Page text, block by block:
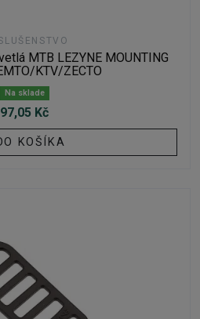
MTB LEZYNE MOUNTING
KTV/ZECTO
Na sklade
97,05 Kč
KOŠÍKA